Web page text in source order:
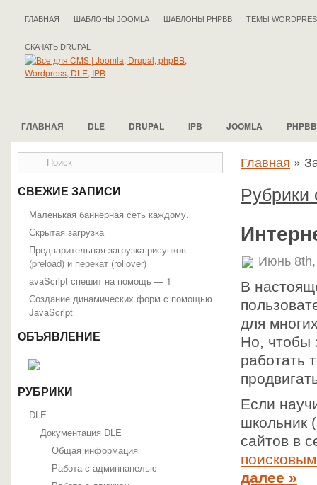
ГЛАВНАЯ ШАБЛОНЫ JOOMLA ШАБЛОНЫ PHPBB ТЕМЫ
СКАЧАТЬ DRUPAL
ГЛАВНАЯ DLE DRUPAL IPB JOOMLA PHPBB
СВЕЖИЕ ЗАПИСИ
Маленькая баннерная сеть каждому.
Скрытая загрузка
Предварительная загрузка рисунков
(preload) и перекат (rollover)
avaScript спешит на помощь — 1
Создание динамических форм с помощью
JavaScript
ОБЪЯВЛЕНИЕ
РУБРИКИ
DLE
Документация DLE
Общая информация
Работа с админпанелью
Главная »
Рубрики
Июнь
В
для
Но, чтобы
работать
Если
школьник
сайтов в
далее »